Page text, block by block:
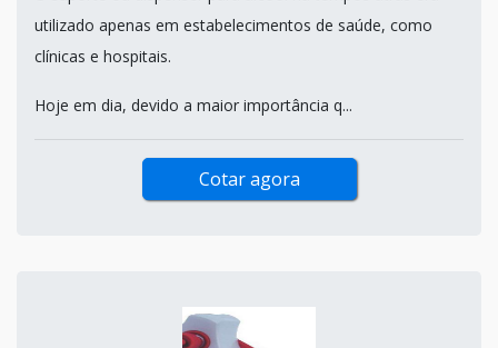
utilizado apenas em estabelecimentos de saúde, como
clínicas e hospitais.
Hoje em dia, devido a maior importância q...
Cotar agora